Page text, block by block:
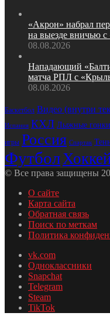
«Акрон» набрал
на выезде вничью
08.08.2026
Нападающий
матча РПЛ с
08.08.2026
Баскетбол Видео (внутри
Испания КХЛ Лыжные гонки
игры Россия Спартак
Футбол
© Все права защищены
О сайте
Карта сайта
Обратная связь
Поиск по меткам
Политика
vk.com
Одноклассники
Snapchat
Telegram
Steam
TikTok